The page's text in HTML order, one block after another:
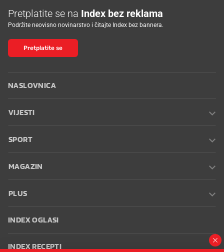
Pretplatite se na Index bez reklama
Podržite neovisno novinarstvo i čitajte Index bez bannera.
Pretplatite se
NASLOVNICA
VIJESTI
SPORT
MAGAZIN
PLUS
INDEX OGLASI
INDEX RECEPTI